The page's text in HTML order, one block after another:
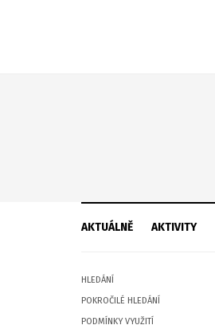
AKTUÁLNĚ AKTIVITY
HLEDÁNÍ
POKROČILÉ HLEDÁNÍ
PODMÍNKY VYUŽITÍ